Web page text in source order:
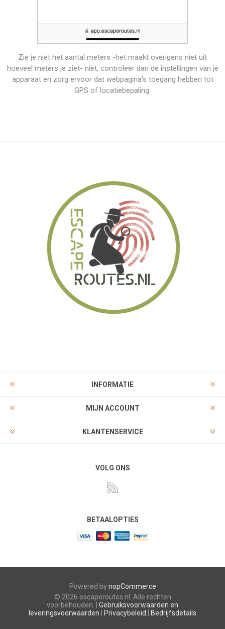
Zie je niet het aantal meters -het maakt overigens niet uit
hoeveel meters je ziet- niet, controleer dan de instellingen van je
apparaat en zorg ervoor dat webpagina's toegang hebben tot
GPS of locatiebepaling.
INFORMATIE
MIJN ACCOUNT
KLANTENSERVICE
VOLG ONS
BETAALOPTIES
Powered bynopCommerce
© 2026 escaperoutes.nl. Alle rechten
voorbehouden. | Gebruiksvoorwaarden en
leveringsvoorwaarden
Privacybeleid Bedrijfsdetails